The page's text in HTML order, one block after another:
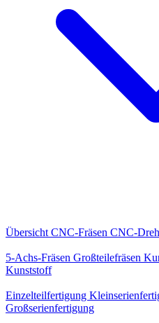
Übersicht CNC-Fräsen CNC-
5-Achs-Fräsen Großteilefräsen
Kunststoff
Einzelteilfertigung
Großserienfertigung